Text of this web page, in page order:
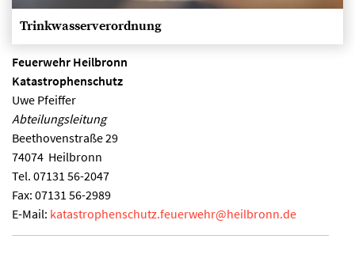
Trinkwasserverordnung
Feuerwehr Heilbronn
Katastrophenschutz
Uwe Pfeiffer
Abteilungsleitung
Beethovenstraße 29
74074 Heilbronn
Tel. 07131 56-2047
Fax: 07131 56-2989
E-Mail: katastrophenschutz.feuerwehr@heilbronn.de